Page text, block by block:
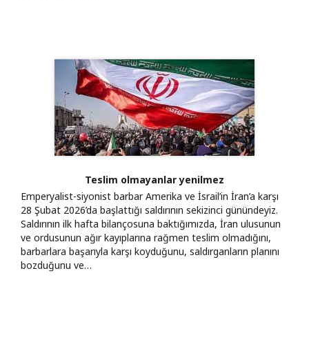
Teslim olmayanlar yenilmez
Emperyalist-siyonist barbar Amerika ve İsrail’in İran’a karşı
28 Şubat 2026’da başlattığı saldırının sekizinci günündeyiz.
Saldırının ilk hafta bilançosuna baktığımızda, İran ulusunun
ve ordusunun ağır kayıplarına rağmen teslim olmadığını,
barbarlara başarıyla karşı koyduğunu, saldırganların planını
bozduğunu ve…